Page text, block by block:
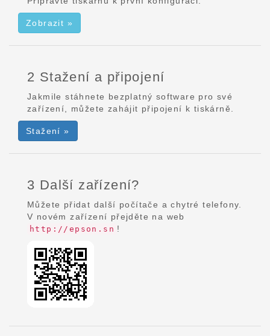
Zobrazit »
2 Stažení a připojení
Jakmile stáhnete bezplatný software pro své
zařízení, můžete zahájit připojení k tiskárně.
Stažení »
3 Další zařízení?
Můžete přidat další počítače a chytré telefony.
V novém zařízení přejděte na web
http://epson.sn !